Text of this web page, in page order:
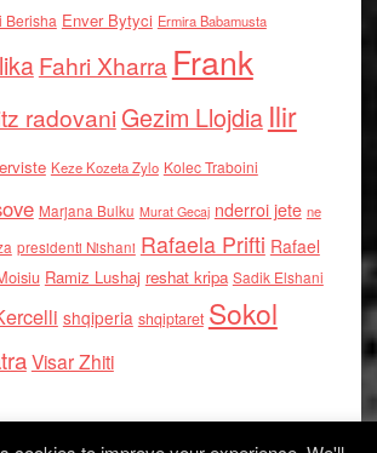
Berisha Enver Bytyci Ermira Babamusta
Fahri Xharra Frank
radovaniGezim Llojdia Ilir
Keze Kozeta Zylo Kolec Traboini
Marjana Bulku Murat Gecaj nderroi jete ne
presidenti Nishani Rafaela Prifti Rafael
Ramiz Lushaj reshat kripa Sadik Elshani
shqiperia shqiptaret Sokol
Visar Zhiti